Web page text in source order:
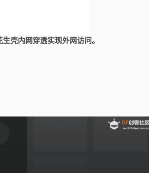
壳内网穿透实现外网访问。